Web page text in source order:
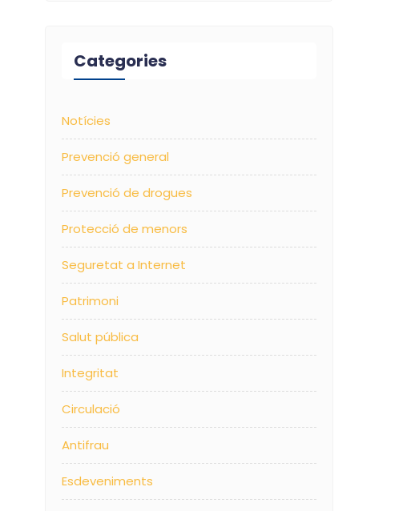
Categories
Notícies
Prevenció general
Prevenció de drogues
Protecció de menors
Seguretat a Internet
Patrimoni
Salut pública
Integritat
Circulació
Antifrau
Esdeveniments